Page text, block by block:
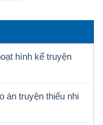
hình kể truyện
án truyện thiếu nhi